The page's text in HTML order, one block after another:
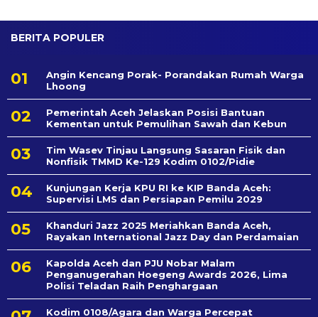
BERITA POPULER
Angin Kencang Porak- Porandakan Rumah Warga
Lhoong
Pemerintah Aceh Jelaskan Posisi Bantuan
Kementan untuk Pemulihan Sawah dan Kebun
Tim Wasev Tinjau Langsung Sasaran Fisik dan
Nonfisik TMMD Ke-129 Kodim 0102/Pidie
Kunjungan Kerja KPU RI ke KIP Banda Aceh:
Supervisi LMS dan Persiapan Pemilu 2029
Khanduri Jazz 2025 Meriahkan Banda Aceh,
Rayakan International Jazz Day dan Perdamaian
Kapolda Aceh dan PJU Nobar Malam
Penganugerahan Hoegeng Awards 2026, Lima
Polisi Teladan Raih Penghargaan
Kodim 0108/Agara dan Warga Percepat